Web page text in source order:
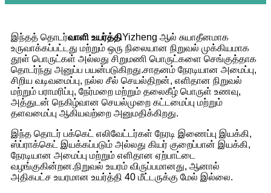
இந்தத் தொடர்வாளி உயர்த்திYizheng ஆல் சுயாதீனமாக
உருவாக்கப்பட்டது மற்றும் ஒரு நிலையான நிறுவல் முக்கியமாக
தூள் பொருட்கள் அல்லது சிறுமணி பொருட்களை செங்குத்தாக
தொடர்ந்து அனுப்ப பயன்படுகிறது.சாதனம் நேரடியான அமைப்பு,
சிறிய வடிவமைப்பு, நல்ல சீல் செயல்திறன், எளிதான நிறுவல்
மற்றும் பராமரிப்பு, நேர்மறை மற்றும் தலைகீழ் பொருள் உணவு,
அத்துடன் நெகிழ்வான செயல்முறை கட்டமைப்பு மற்றும்
தளவமைப்பு ஆகியவற்றை அனுமதிக்கிறது.
இந்த தொடர் பக்கெட் எலிவேட்டர்கள் நேரடி இணைப்பு இயக்கி,
ஸ்ப்ராக்கெட் இயக்கப்படும் அல்லது கியர் குறைப்பான் இயக்கி,
நேரடியான அமைப்பு மற்றும் எளிதான ஏற்பாட்டை
வழங்குகின்றன.நிறுவல் உயரம் விருப்பமானது, ஆனால்
அதிகபட்ச உயரமான உயர்த்தி 40 மீட்டருக்கு மேல் இல்லை.